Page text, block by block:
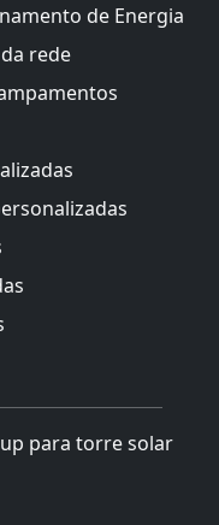
de Energia
rede
para torre solar